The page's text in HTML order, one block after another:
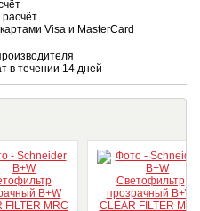
Visa и MasterCard
в течении 14 дней